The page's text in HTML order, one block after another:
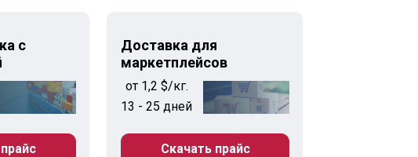
с
Доставка для
маркетплейсов
от 1,2 $/кг.
13 - 25 дней
Скачать прайс